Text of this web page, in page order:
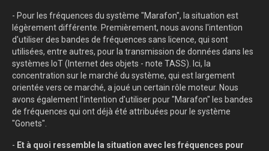
- Pour les fréquences du système "Marafon", la situation est
légèrement différente. Premièrement, nous avons l'intention
d'utiliser des bandes de fréquences sans licence, qui sont
utilisées, entre autres, pour la transmission de données dans les
systèmes IoT (Internet des objets - note TASS). Ici, la
concentration sur le marché du système, qui est largement
orientée vers ce marché, a joué un certain rôle moteur. Nous
avons également l'intention d'utiliser pour "Marafon" les bandes
de fréquences qui ont déjà été attribuées pour le système
"Gonets".
- Et à quoi ressemble la situation avec les fréquences pour